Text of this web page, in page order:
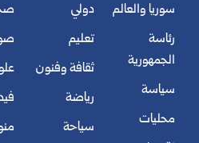
سوريا والعالم
رئاسة
الجمهورية
سياسة
محليات
دولي
تعليم
ثقافة وفنون
رياضة
سياحة